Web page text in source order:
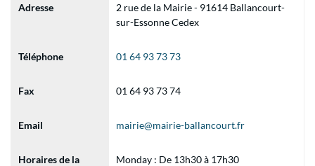
Adresse
2 rue de la Mairie - 91614 Ballancourt-
sur-Essonne Cedex
Téléphone 01 64 93 73 73
Fax 01 64 93 73 74
Email mairie@mairie-ballancourt.fr
Horaires de la
Monday : De 13h30 à 17h30